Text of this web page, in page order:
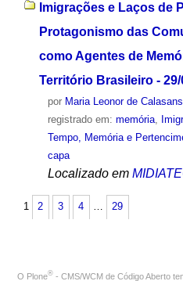
Imigrações e Laços de
Protagonismo das
como Agentes de
Território Brasileiro - 29/
por Maria Leonor de Calasans
registrado em: memória,
Tempo, Memória e
capa
Localizado em
1 2 3 4 … 29
O Plone® - CMS/WCM de Código Aberto